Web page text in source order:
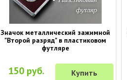
Значок металлический зажимной
"Второй разряд" в пластиковом
футляре
150 руб. Купить